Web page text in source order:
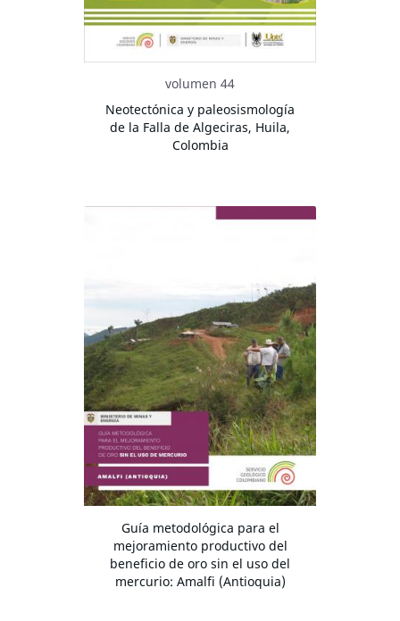
volumen 44
Neotectónica y paleosismología
de la Falla de Algeciras, Huila,
Colombia
Guía metodológica para el
mejoramiento productivo del
beneficio de oro sin el uso del
mercurio: Amalfi (Antioquia)